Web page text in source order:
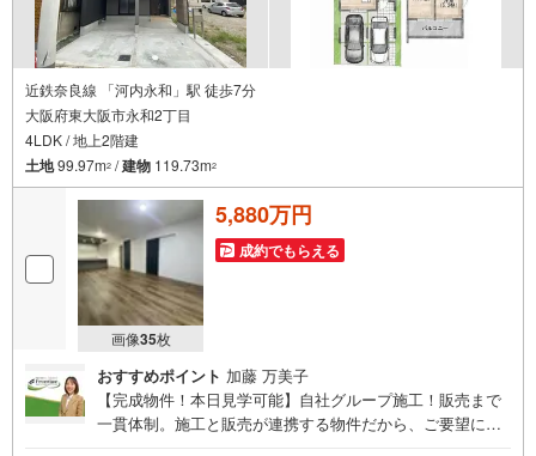
近鉄奈良線 「河内永和」駅 徒歩7分
大阪府東大阪市永和2丁目
4LDK / 地上2階建
土地99.97m2 /建物 119.73m2
画像35枚
5,880万円
成約でもらえる
おすすめポイント 加藤 万美子
【完成物件！本日見学可能】自社グループ施工！販売まで
一貫体制。施工と販売が連携する物件だから、ご要望にス